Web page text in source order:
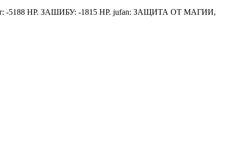
: -5188 HP. ЗАШИБУ: -1815 HP. jufan: ЗАЩИТА ОТ МАГИИ,